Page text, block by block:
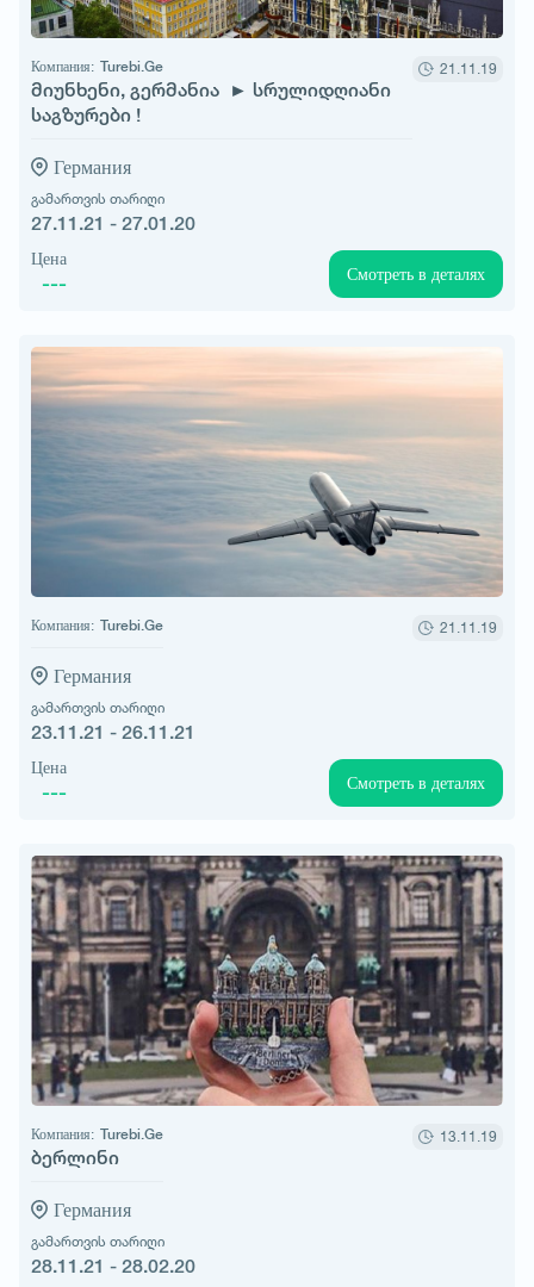
Компания: Turebi.Ge
მიუნხენი, გერმანია ► სრულიდღიანი
საგზურები !
21.11.19
Германия
გამართვის თარიღი
27.11.21 - 27.01.20
Цена
--- Смотреть в деталях
Компания: Turebi.Ge 21.11.19
Германия
გამართვის თარიღი
23.11.21 - 26.11.21
Цена
--- Смотреть в деталях
Компания: Turebi.Ge
ბერლინი
13.11.19
Германия
გამართვის თარიღი
28.11.21 - 28.02.20